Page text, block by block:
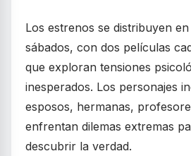
Los estrenos se distribuyen
sábados, con dos películas
que exploran tensiones
inesperados. Los personajes
esposos, hermanas,
enfrentan dilemas extremas
descubrir la verdad.